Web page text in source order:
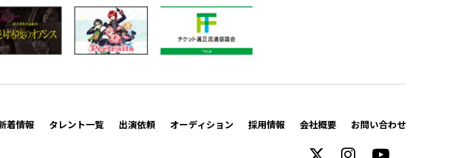
着情報 タレント一覧 出演依頼 オーディション 採用情報 会社概要 お問い合わせ